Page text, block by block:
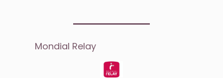
Mondial Relay